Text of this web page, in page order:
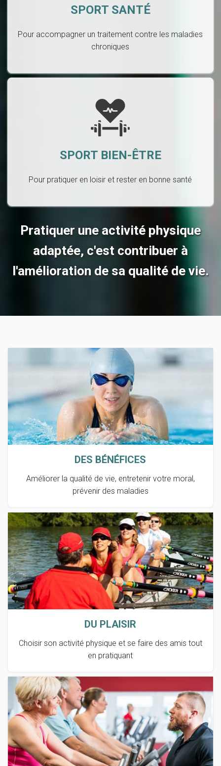
SPORT SANTÉ
Pour accompagner un traitement contre les maladies
chroniques
SPORT BIEN-ÊTRE
Pour pratiquer en loisir et rester en bonne santé
Pratiquer une activité physique
adaptée, c'est contribuer à
l'amélioration de sa qualité de vie.
DES BÉNÉFICES
Améliorer la qualité de vie, entretenir votre moral,
prévenir des maladies
DU PLAISIR
Choisir son activité physique et se faire des amis tout
en pratiquant